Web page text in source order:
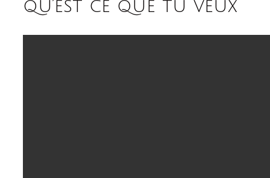
qu’est ce que tu veux